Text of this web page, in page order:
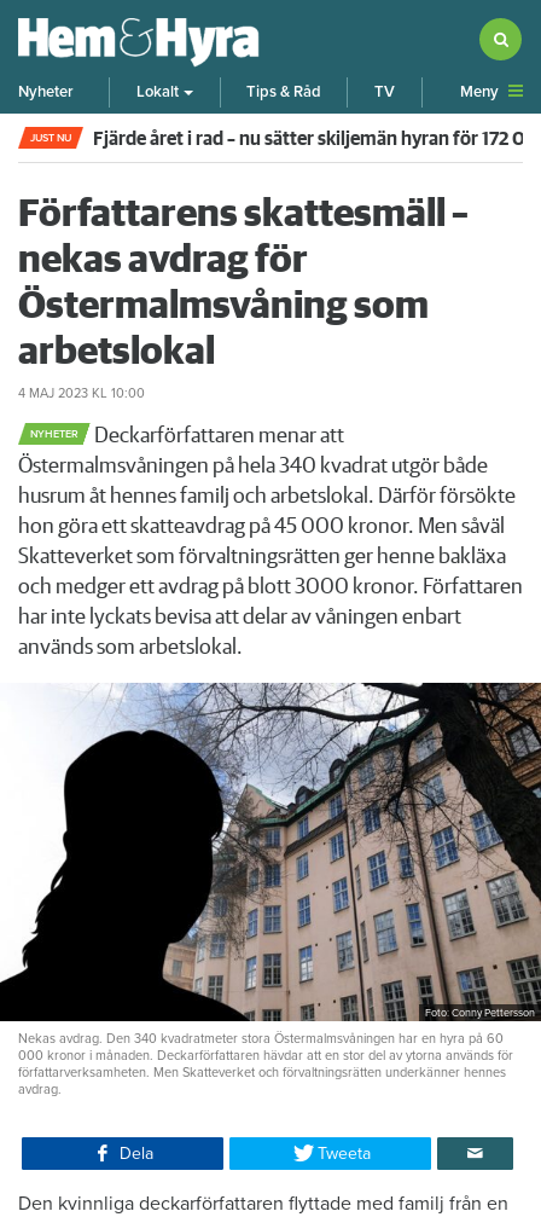
Nyheter Lokalt Tips & Råd TV Meny
JUST NU Fjärde året i rad – nu sätter skiljemän hyran för 172
Författarens skattesmäll –
nekas avdrag för
Östermalmsvåning som
arbetslokal
4 MAJ 2023 KL 10:00
NYHETER
Deckarförfattaren menar att
Östermalmsvåningen på hela 340 kvadrat utgör både
husrum åt hennes familj och arbetslokal. Därför försökte
hon göra ett skatteavdrag på 45 000 kronor. Men såväl
Skatteverket som förvaltningsrätten ger henne bakläxa
och medger ett avdrag på blott 3000 kronor. Författaren
har inte lyckats bevisa att delar av våningen enbart
används som arbetslokal.
Foto: Conny Pettersson
Nekas avdrag. Den 340 kvadratmeter stora Östermalmsvåningen har en hyra på 60
000 kronor i månaden. Deckarförfattaren hävdar att en stor del av ytorna används för
författarverksamheten. Men Skatteverket och förvaltningsrätten underkänner hennes
avdrag.
Dela Tweeta
Den kvinnliga deckarförfattaren flyttade med familj från en